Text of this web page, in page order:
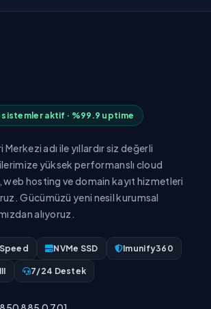
sistemler aktif · %99.9 uptime
Merkezi adı ile yıllardır siz değerli
yüksek performanslı cloud
web hosting ve domain kayıt hizmetleri
Gücümüzü yeni nesil kurumsal
alıyoruz.
NVMe SSD Imunify360
7/24 Destek